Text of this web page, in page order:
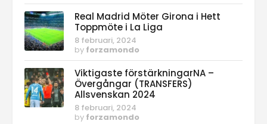
Real Madrid Möter Girona i Hett
Toppmöte i La Liga
8 februari, 2024
by forzamondo
Viktigaste förstärkningarNA –
Övergångar (TRANSFERS)
Allsvenskan 2024
8 februari, 2024
by forzamondo